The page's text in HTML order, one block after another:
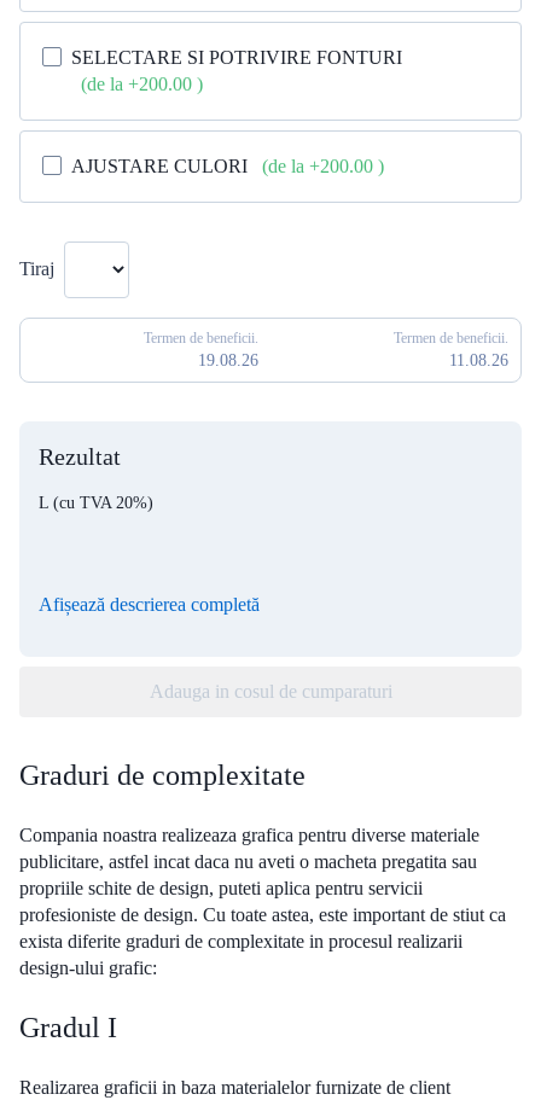
SELECTARE SI POTRIVIRE FONTURI
(de la +200.00 )
AJUSTARE CULORI (de la +200.00 )
Tiraj
Termen de beneficii.
19.08.26
Termen de beneficii.
11.08.26
Rezultat
L (cu TVA 20%)
Afișează descrierea completă
Adauga in cosul de cumparaturi
Graduri de complexitate
Compania noastra realizeaza grafica pentru diverse materiale
publicitare, astfel incat daca nu aveti o macheta pregatita sau
propriile schite de design, puteti aplica pentru servicii
profesioniste de design. Cu toate astea, este important de stiut ca
exista diferite graduri de complexitate in procesul realizarii
design-ului grafic:
Gradul I
Realizarea graficii in baza materialelor furnizate de client